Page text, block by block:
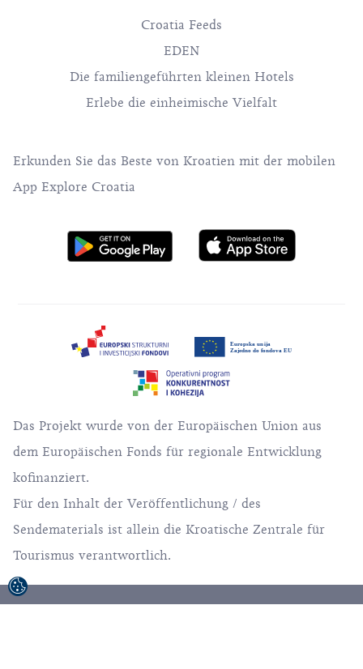
Croatia Feeds
EDEN
Die familiengeführten kleinen Hotels
Erlebe die einheimische Vielfalt
Erkunden Sie das Beste von Kroatien mit der mobilen
App Explore Croatia
Das Projekt wurde von der Europäischen Union aus
dem Europäischen Fonds für regionale Entwicklung
kofinanziert.
Für den Inhalt der Veröffentlichung / des
Sendematerials ist allein die Kroatische Zentrale für
Tourismus verantwortlich.